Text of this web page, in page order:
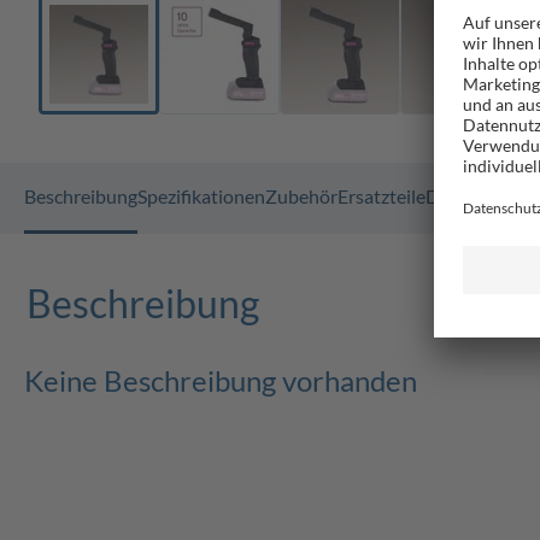
BeschreibungSpezifikationenZubehörErsatzteileDokumente
Beschreibung
Keine Beschreibung vorhanden